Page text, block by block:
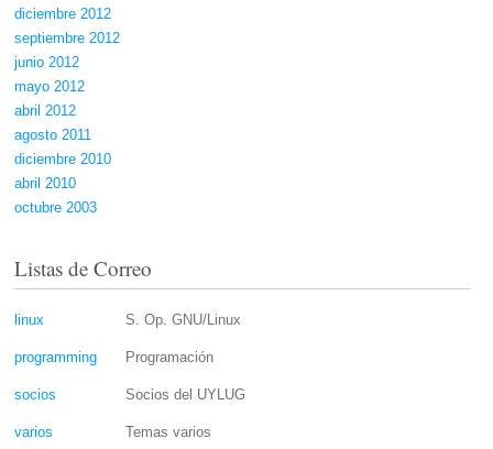
diciembre 2012
septiembre 2012
junio 2012
mayo 2012
abril 2012
agosto 2011
diciembre 2010
abril 2010
octubre 2003
Listas de Correo
linux S. Op. GNU/Linux
programming Programación
socios Socios del UYLUG
varios Temas varios